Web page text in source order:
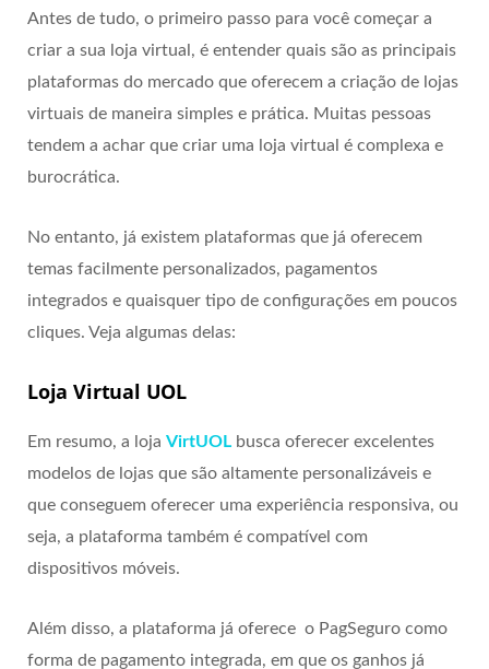
Antes de tudo, o primeiro passo para você começar a
criar a sua loja virtual, é entender quais são as principais
plataformas do mercado que oferecem a criação de lojas
virtuais de maneira simples e prática. Muitas pessoas
tendem a achar que criar uma loja virtual é complexa e
burocrática.
No entanto, já existem plataformas que já oferecem
temas facilmente personalizados, pagamentos
integrados e quaisquer tipo de configurações em poucos
cliques. Veja algumas delas:
Loja Virtual UOL
Em resumo, a loja VirtUOL busca oferecer excelentes
modelos de lojas que são altamente personalizáveis e
que conseguem oferecer uma experiência responsiva, ou
seja, a plataforma também é compatível com
dispositivos móveis.
Além disso, a plataforma já oferece o PagSeguro como
forma de pagamento integrada, em que os ganhos já